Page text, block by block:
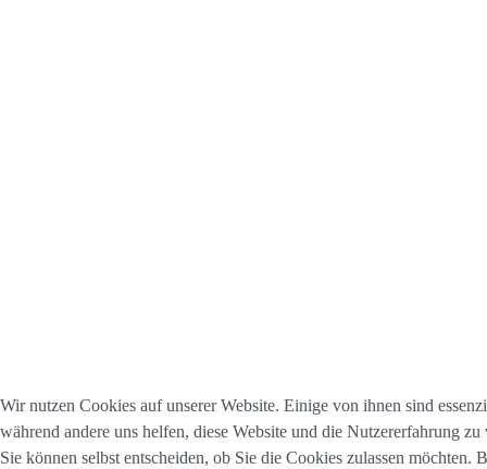
Wir nutzen Cookies auf unserer Website. Einige von ihnen sind
während andere uns helfen, diese Website und die Nutzererfahrung
Sie können selbst entscheiden, ob Sie die Cookies zulassen möchten.